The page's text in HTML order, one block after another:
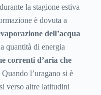
la stagione estiva
è dovuta a
dell’acqua
quantità di energia
correnti d’aria che
Quando l’uragano si è
verso altre latitudini